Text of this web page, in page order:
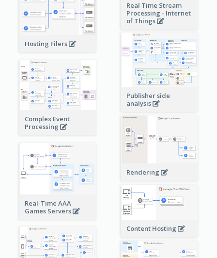
Real Time Stream
Processing - Internet
of Things
Hosting Filers
Publisher side
analysis
Complex Event
Processing
Rendering
Real-Time AAA
Games Servers
Content Hosting